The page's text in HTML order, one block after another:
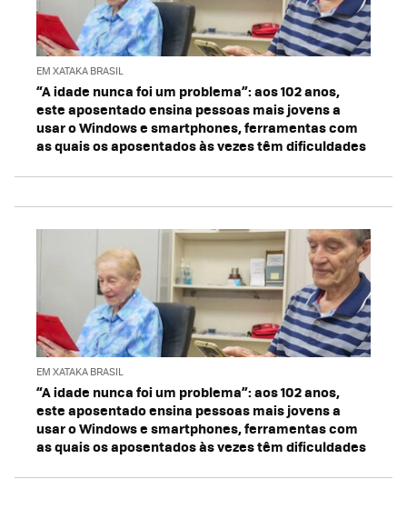
EM XATAKA BRASIL
“A idade nunca foi um problema”: aos 102 anos,
este aposentado ensina pessoas mais jovens a
usar o Windows e smartphones, ferramentas com
as quais os aposentados às vezes têm dificuldades
EM XATAKA BRASIL
“A idade nunca foi um problema”: aos 102 anos,
este aposentado ensina pessoas mais jovens a
usar o Windows e smartphones, ferramentas com
as quais os aposentados às vezes têm dificuldades